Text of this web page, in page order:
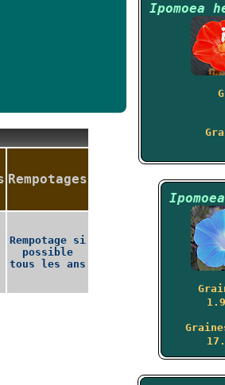
Rempotages
Rempotage si
possible
tous les ans
Ipomoea